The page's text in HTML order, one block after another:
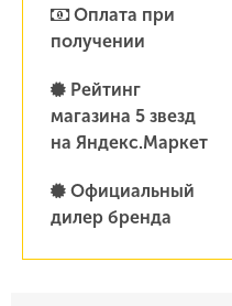
Оплата при
получении
Рейтинг
магазина 5 звезд
на Яндекс.Маркет
Официальный
дилер бренда